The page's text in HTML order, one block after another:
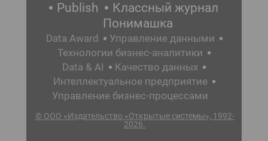
Publish
Классный журнал
Понимашка
Data Award
Управление данными
Технологии бизнес-аналитики
Data & AI
Качество данных
Интеллектуальное предприятие
Управление бизнес-процессами
© ООО «Издательство «Открытые системы», 1992-
2026.